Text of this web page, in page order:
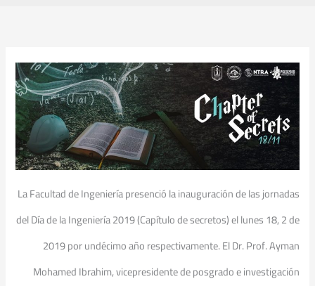
La Facultad de Ingeniería presenció la inauguración de las jornadas
del Día de la Ingeniería 2019 (Capítulo de secretos) el lunes 18, 2 de
2019 por undécimo año respectivamente. El Dr. Prof. Ayman
Mohamed Ibrahim, vicepresidente de posgrado e investigación